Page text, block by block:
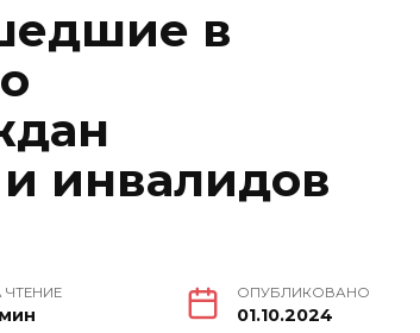
в
инвалидов
ЧТЕНИЕ ОПУБЛИКОВАНО
01.10.2024